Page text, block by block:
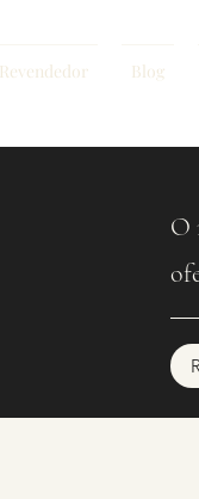
Revendedor Blog
O